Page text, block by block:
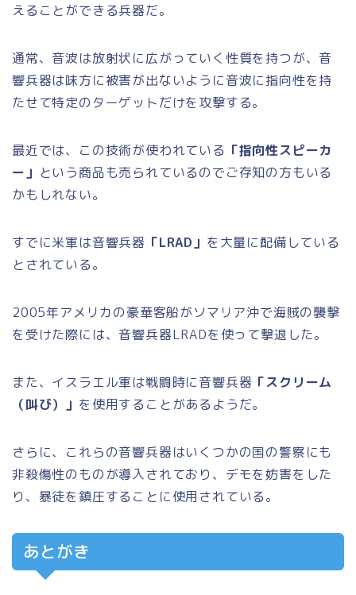
えることができる兵器だ。
通常、音波は放射状に広がっていく性質を持つが、音
響兵器は味方に被害が出ないように音波に指向性を持
たせて特定のターゲットだけを攻撃する。
最近では、この技術が使われている 「指向性スピーカ
ー」 という商品も売られているのでご存知の方もいる
かもしれない。
すでに米軍は音響兵器 「LRAD」 を大量に配備している
とされている。
2005年アメリカの豪華客船がソマリア沖で海賊の襲撃
を受けた際には、音響兵器LRADを使って撃退した。
また、イスラエル軍は戦闘時に音響兵器 「スクリーム
（叫び）」 を使用することがあるようだ。
さらに、これらの音響兵器はいくつかの国の警察にも
非殺傷性のものが導入されており、デモを妨害をした
り、暴徒を鎮圧することに使用されている。
あとがき